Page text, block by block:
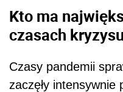
Kto ma
czasach
Czasy pandemii
zaczęły intensywnie